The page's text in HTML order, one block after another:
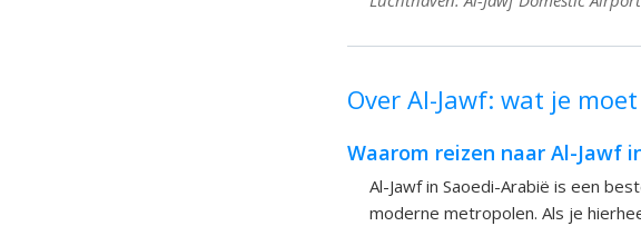
Over Al-Jawf: wat je
Waarom reizen naar Al-Jawf
Al-Jawf in Saoedi-Arabië is een
moderne metropolen. Als je